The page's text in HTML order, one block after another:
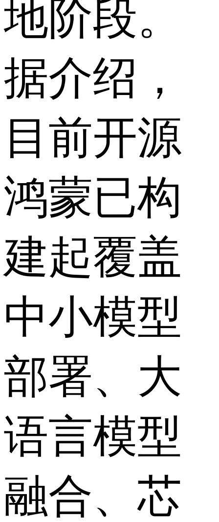
地阶段。
据介绍，
目前开源
鸿蒙已构
建起覆盖
中小模型
部署、大
语言模型
融合、芯